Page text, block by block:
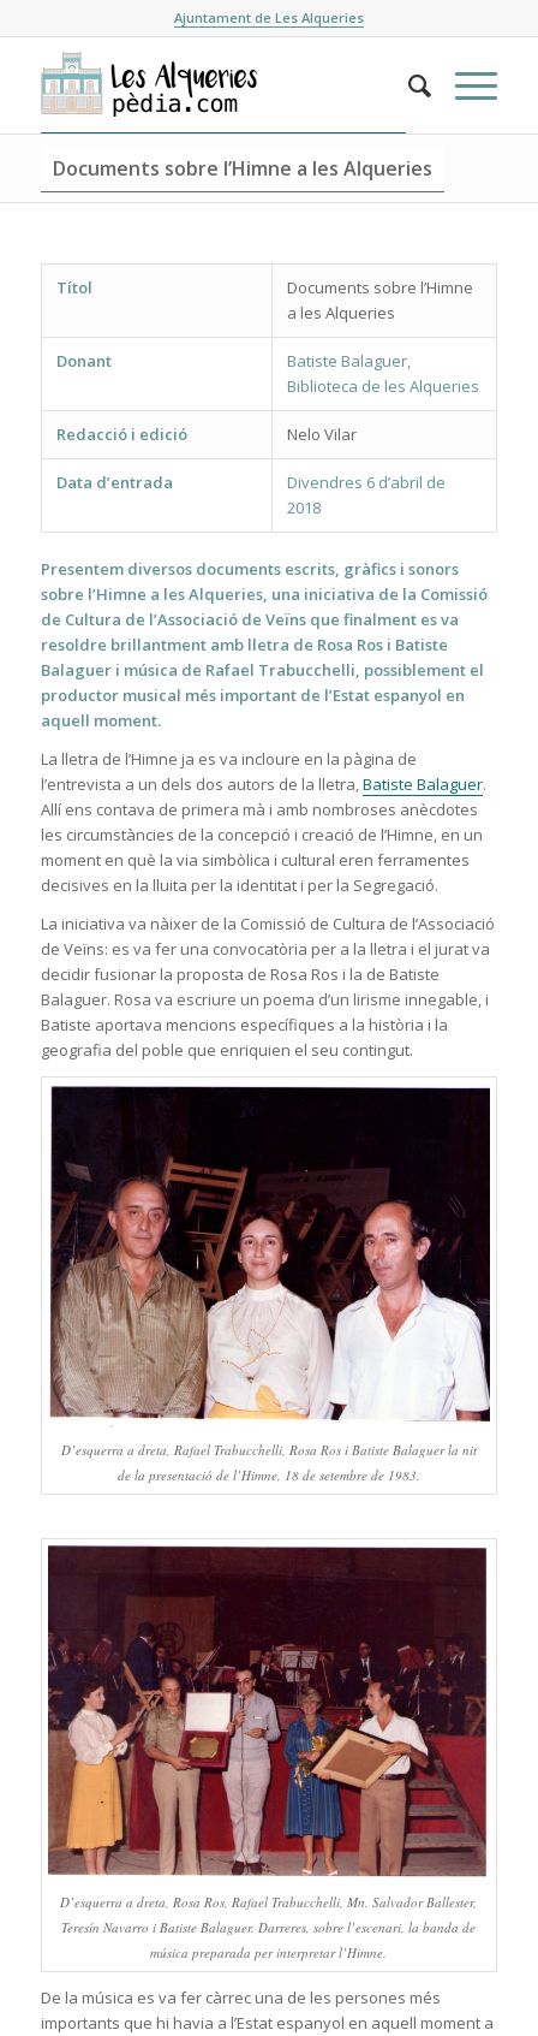
Ajuntament de Les Alqueries
Documents sobre l’Himne a les Alqueries
Títol
Documents sobre l’Himne
a les Alqueries
Donant
Batiste Balaguer,
Biblioteca de les Alqueries
Redacció i edició Nelo Vilar
Data d’entrada
Divendres 6 d’abril de
2018
Presentem diversos documents escrits, gràfics i sonors
sobre l’Himne a les Alqueries, una iniciativa de la Comissió
de Cultura de l’Associació de Veïns que finalment es va
resoldre brillantment amb lletra de Rosa Ros i Batiste
Balaguer i música de Rafael Trabucchelli, possiblement el
productor musical més important de l’Estat espanyol en
aquell moment.
La lletra de l’Himne ja es va incloure en la pàgina de
l’entrevista a un dels dos autors de la lletra,Batiste Balaguer.
Allí ens contava de primera mà i amb nombroses anècdotes
les circumstàncies de la concepció i creació de l’Himne, en un
moment en què la via simbòlica i cultural eren ferramentes
decisives en la lluita per la identitat i per la Segregació.
La iniciativa va nàixer de la Comissió de Cultura de l’Associació
de Veïns: es va fer una convocatòria per a la lletra i el jurat va
decidir fusionar la proposta de Rosa Ros i la de Batiste
Balaguer. Rosa va escriure un poema d’un lirisme innegable, i
Batiste aportava mencions específiques a la història i la
geografia del poble que enriquien el seu contingut.
D’esquerra a dreta, Rafael Trabucchelli, Rosa Ros i Batiste Balaguer la nit
de la presentació de l’Himne, 18 de setembre de 1983.
D’esquerra a dreta, Rosa Ros, Rafael Trabucchelli, Mn. Salvador Ballester,
Teresín Navarro i Batiste Balaguer. Darreres, sobre l’escenari, la banda de
música preparada per interpretar l’Himne.
De la música es va fer càrrec una de les persones més
importants que hi havia a l’Estat espanyol en aquell moment a